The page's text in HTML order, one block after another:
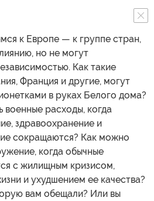
к Европе — к группе стран,
но не могут
Как такие
Франция и другие, могут
в руках Белого дома?
военные расходы, когда
здравоохранение и
сокращаются? Как можно
когда обычные
с жилищным кризисом,
и ухудшением ее качества?
вам обещали? Или вы